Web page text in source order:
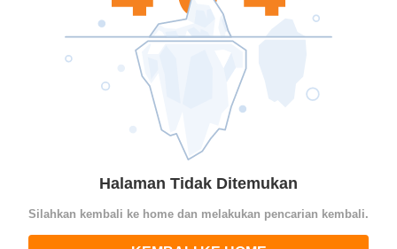
Halaman Tidak Ditemukan
Silahkan kembali ke home dan melakukan pencarian kembali.